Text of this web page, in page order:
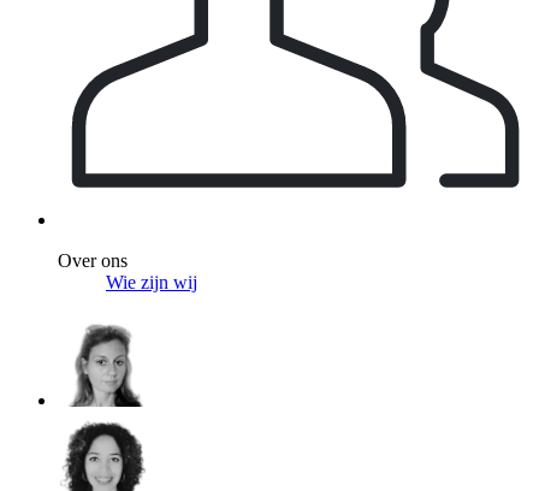
Over ons
Wie zijn wij